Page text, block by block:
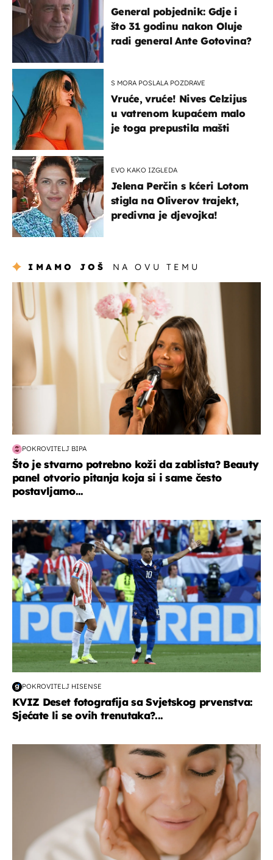
General pobjednik: Gdje i
što 31 godinu nakon Oluje
radi general Ante Gotovina?
S MORA POSLALA POZDRAVE
Vruće, vruće! Nives Celzijus
u vatrenom kupaćem malo
je toga prepustila mašti
EVO KAKO IZGLEDA
Jelena Perčin s kćeri Lotom
stigla na Oliverov trajekt,
predivna je djevojka!
IMAMO JOŠ NA OVU TEMU
moda & ljepota
POKROVITELJ BIPA
Što je stvarno potrebno koži da zablista? Beauty
panel otvorio pitanja koja si i same često
postavljamo...
svjetsko prvenstvo 2026
POKROVITELJ HISENSE
KVIZ Deset fotografija sa Svjetskog prvenstva:
Sjećate li se ovih trenutaka?...
moda & ljepota